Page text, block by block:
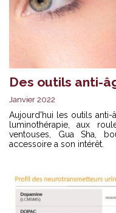
Des outils anti-
Janvier 2022
Aujourd'hui les outils
luminothérapie, aux
ventouses, Gua Sha,
accessoire a son intérêt.